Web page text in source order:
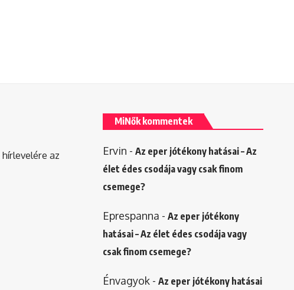
az
MiNők kommentek
Ervin - Az eper jótékony hatásai – Az
élet édes csodája vagy csak finom
csemege?
Eprespanna - Az eper jótékony
hatásai – Az élet édes csodája vagy
csak finom csemege?
Énvagyok- Az eper jótékony hatásai